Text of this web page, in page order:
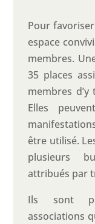
Pour
espace
membres.
35 places
membres d’y
Elles
être utilisé.
plusieurs
attribués par
Ils sont
associations